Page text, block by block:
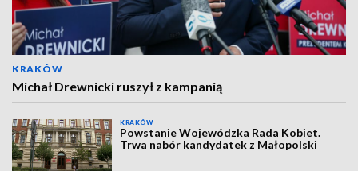
KRAKÓW
Michał Drewnicki ruszył z kampanią
KRAKÓW
Powstanie Wojewódzka Rada Kobiet.
Trwa nabór kandydatek z Małopolski